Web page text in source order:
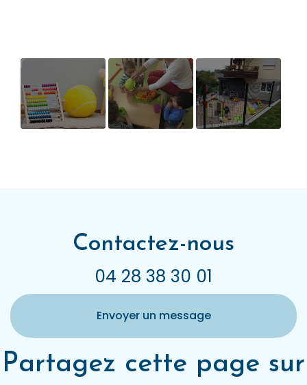
Contactez-nous
04 28 38 30 01
Envoyer un message
Partagez cette page sur